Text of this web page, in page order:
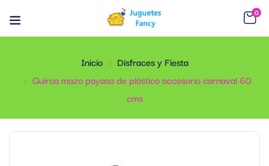
0
Inicio
Disfraces y Fiesta
Guirca mazo payaso de plástico accesorio carnaval 60
cms